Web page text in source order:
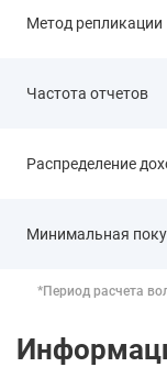
Метод репликации
Частота отчетов
Распределение
Минимальная
*Период расчета